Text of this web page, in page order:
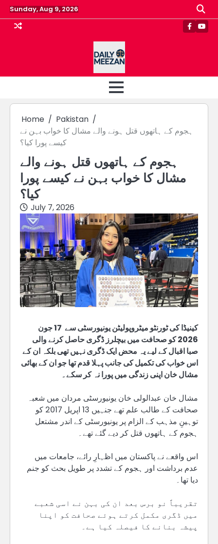
Skip
to
content
Sunday, Aug 9, 2026
Home
Pakistan
ہجوم کے ہاتھوں قتل ہونے والے مشال کا خواب بہن نے
کیسے پورا کیا؟
ہجوم کے ہاتھوں قتل ہونے والے
مشال کا خواب بہن نے کیسے پورا
کیا؟
July 7, 2026
کینیڈا کی ٹورنٹو میٹروپولیٹن یونیورسٹی سے 17 جون
2026 کو صحافت میں بیچلرز ڈگری حاصل کرنے والی
صبا اقبال کے لیے یہ محض ایک ڈگری نہیں تھی بلکہ ان کے
اس خواب کی تکمیل کی جانب پہلا قدم تھا جو ان کے بھائی
مشال خان اپنی زندگی میں پورا نہ کر سکے۔
مشال خان عبدالولی خان یونیورسٹی مردان میں شعبہ
صحافت کے طالب علم تھے جنہیں 13 اپریل 2017 کو
توہینِ مذہب کے الزام پر یونیورسٹی کے اندر مشتعل
ہجوم کے ہاتھوں قتل کر دیے گئے تھے۔
اس واقعے نے پاکستان میں اظہارِ رائے، جامعات میں
عدم برداشت اور ہجوم کے تشدد پر طویل بحث کو جنم
دیا تھا۔
تقریباً نو برس بعد ان کی بہن نے اسی شعبے
میں ڈگری مکمل کرتے ہوئے صحافت کو اپنا
پیشہ بنانے کا فیصلہ کیا ہے۔